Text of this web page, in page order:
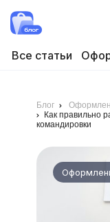
Все статьи
Блог
Как правильно
командировки